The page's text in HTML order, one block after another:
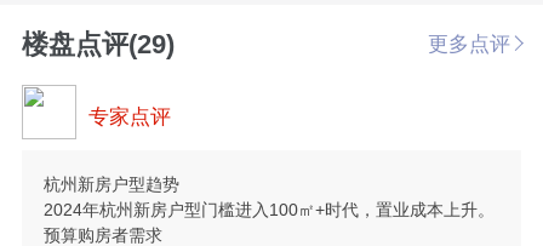
楼盘点评(29) 更多点评
专家点评
杭州新房户型趋势
2024年杭州新房户型门槛进入100㎡+时代，置业成本上升。
预算购房者需求